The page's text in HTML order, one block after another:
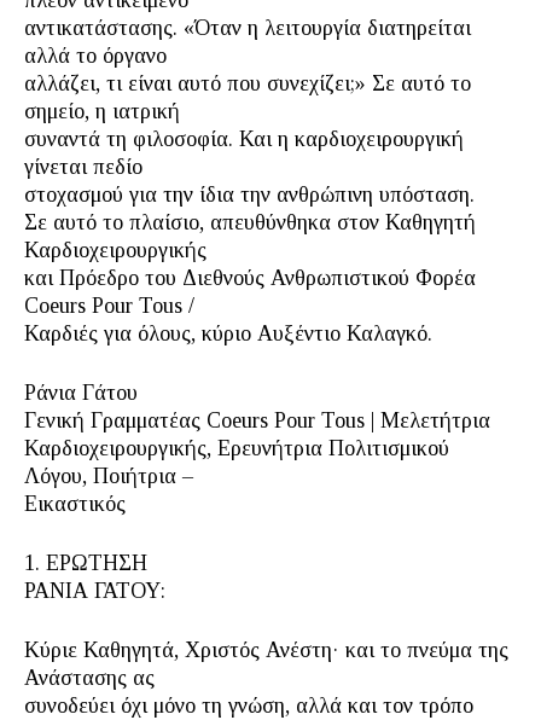
αντικατάστασης. «Όταν η λειτουργία διατηρείται
αλλά το όργανο
αλλάζει, τι είναι αυτό που συνεχίζει;» Σε αυτό το
σημείο, η ιατρική
συναντά τη φιλοσοφία. Και η καρδιοχειρουργική
γίνεται πεδίο
στοχασμού για την ίδια την ανθρώπινη υπόσταση.
Σε αυτό το πλαίσιο, απευθύνθηκα στον Καθηγητή
Καρδιοχειρουργικής
και Πρόεδρο του Διεθνούς Ανθρωπιστικού Φορέα
Coeurs Pour Tous /
Καρδιές για όλους, κύριο Αυξέντιο Καλαγκό.
Ράνια Γάτου
Γενική Γραμματέας Coeurs Pour Tous | Μελετήτρια
Καρδιοχειρουργικής, Ερευνήτρια Πολιτισμικού
Λόγου, Ποιήτρια –
Εικαστικός
1. ΕΡΩΤΗΣΗ
ΡΑΝΙΑ ΓΑΤΟΥ:
Κύριε Καθηγητά, Χριστός Ανέστη· και το πνεύμα της
Ανάστασης ας
συνοδεύει όχι μόνο τη γνώση, αλλά και τον τρόπο